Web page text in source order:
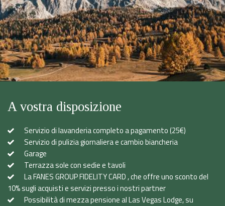
A vostra disposizione
Servizio di lavanderia completo a pagamento (25€)
Servizio di pulizia giornaliera e cambio biancheria
Garage
Terrazza sole con sedie e tavoli
La FANES GROUP FIDELITY CARD , che offre uno sconto del
10% sugli acquisti e servizi presso i nostri partner
Possibilità di mezza pensione al Las Vegas Lodge, su